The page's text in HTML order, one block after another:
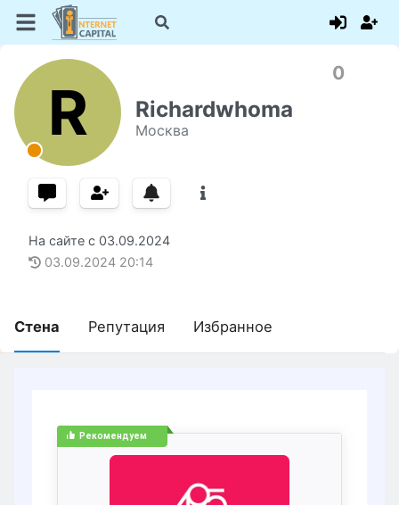
R Richardwhoma
Москва
0
На сайте с 03.09.2024
03.09.2024 20:14
Стена Репутация Избранное